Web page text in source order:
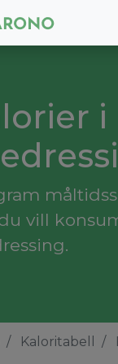
vill
Kaloritabell